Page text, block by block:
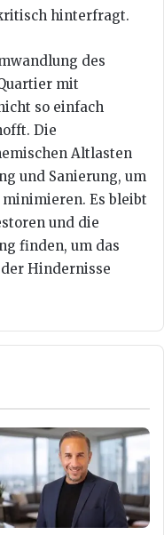
hinterfragt.
des
mit
so einfach
Die
Altlasten
und Sanierung, um
Es bleibt
und die
finden, um das
Hindernisse